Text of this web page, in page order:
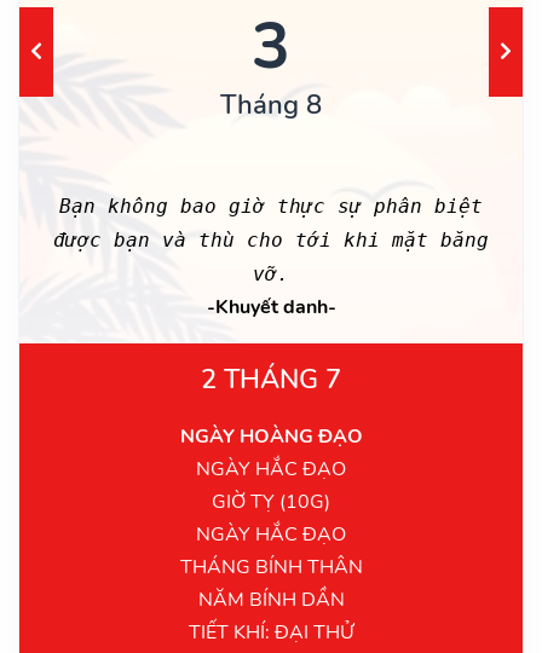
3
Tháng 8
Bạn không bao giờ thực sự phân biệt
được bạn và thù cho tới khi mặt băng
vỡ.
-Khuyết danh-
2 THÁNG 7
NGÀY HOÀNG ĐẠO
NGÀY HẮC ĐẠO
GIỜ TỴ (10G)
NGÀY HẮC ĐẠO
THÁNG BÍNH THÂN
NĂM BÍNH DẦN
TIẾT KHÍ: ĐẠI THỬ